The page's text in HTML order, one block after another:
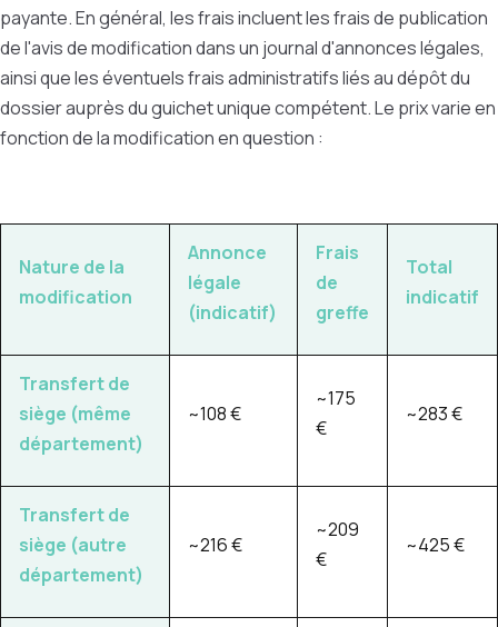
payante. En général, les frais incluent les frais de publication
de l'avis de modification dans un journal d'annonces légales,
ainsi que les éventuels frais administratifs liés au dépôt du
dossier auprès du guichet unique compétent. Le prix varie en
fonction de la modification en question :
Nature de la
modification
Annonce
légale
(indicatif)
Frais
de
greffe
Total
indicatif
Transfert de
siège (même
département)
~108 €
~175
€
~283 €
Transfert de
siège (autre
département)
~216 €
~209
€
~425 €